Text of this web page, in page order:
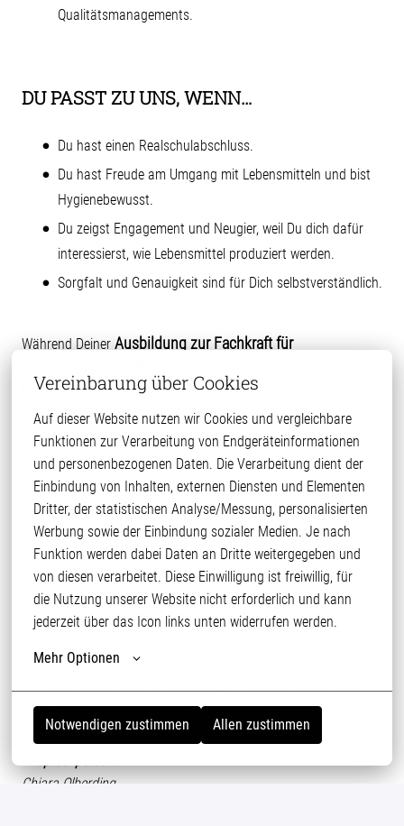
Vereinbarung über Cookies
Auf dieser Website nutzen wir Cookies und vergleichbare
Funktionen zur Verarbeitung von Endgeräteinformationen
und personenbezogenen Daten. Die Verarbeitung dient der
Einbindung von Inhalten, externen Diensten und Elementen
Dritter, der statistischen Analyse/Messung, personalisierten
Werbung sowie der Einbindung sozialer Medien. Je nach
Funktion werden dabei Daten an Dritte weitergegeben und
von diesen verarbeitet. Diese Einwilligung ist freiwillig, für
die Nutzung unserer Website nicht erforderlich und kann
jederzeit über das Icon links unten widerrufen werden.
Mehr Optionen
Notwendigen zustimmen Allen zustimmen
Qualitätsmanagements.
DU PASST ZU UNS, WENN…
Du hast einen Realschulabschluss.
Du hast Freude am Umgang mit Lebensmitteln und bist
Hygienebewusst.
Du zeigst Engagement und Neugier, weil Du dich dafür
interessierst, wie Lebensmittel produziert werden.
Sorgfalt und Genauigkeit sind für Dich selbstverständlich.
Während Deiner Ausbildung zur Fachkraft für
Lebensmittelproduktion ein. Du lernst, wie moderne Maschinen
und Anlagen gesteuert, überwacht und gewartet werden - und
sorgst dafür, dass unsere Produkte täglich in bester Qualität
hergestellt werden.
JETZT BIST DU DRAN!
Du willst nicht nur einen Job, sondern Teil einer starken
Gemeinschaft sein? Dann bewirb Dich jetzt mit Deinem
Lebenslauf und werde Teil der PHW-Family!
Du bewirbst dich online – wir melden uns i. d. R. innerhalb von
Termin zum persönlichen Kennenlernen vor.
Chiara Olberding